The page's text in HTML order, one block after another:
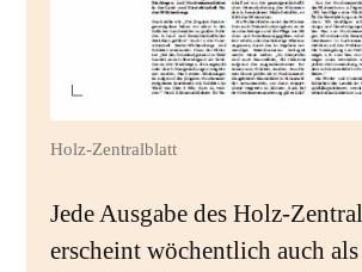
Holz-Zentralblatt
Jede Ausgabe des Holz-
erscheint wöchentlich auch